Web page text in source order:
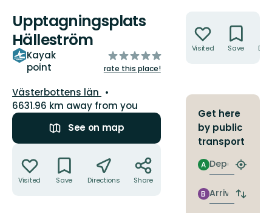
Upptagningsplats
Hälleström
Kayak
point
of
5
rate this place!
County:
Västerbottens län
6631.96 km away from you
See on map
Visited Save Directions Share
Visited Save
Get here
by public
transport
Departure
A
Find
stop
Arrival
B
Switch